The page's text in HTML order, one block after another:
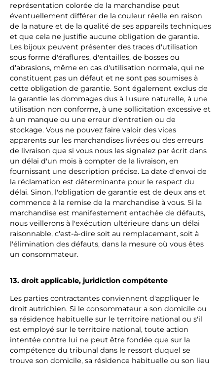
représentation colorée de la marchandise peut
éventuellement différer de la couleur réelle en raison
de la nature et de la qualité de ses appareils techniques
et que cela ne justifie aucune obligation de garantie.
Les bijoux peuvent présenter des traces d'utilisation
sous forme d'éraflures, d'entailles, de bosses ou
d'abrasions, même en cas d'utilisation normale, qui ne
constituent pas un défaut et ne sont pas soumises à
cette obligation de garantie. Sont également exclus de
la garantie les dommages dus à l'usure naturelle, à une
utilisation non conforme, à une sollicitation excessive et
à un manque ou une erreur d'entretien ou de
stockage. Vous ne pouvez faire valoir des vices
apparents sur les marchandises livrées ou des erreurs
de livraison que si vous nous les signalez par écrit dans
un délai d'un mois à compter de la livraison, en
fournissant une description précise. La date d'envoi de
la réclamation est déterminante pour le respect du
délai. Sinon, l'obligation de garantie est de deux ans et
commence à la remise de la marchandise à vous. Si la
marchandise est manifestement entachée de défauts,
nous veillerons à l'exécution ultérieure dans un délai
raisonnable, c'est-à-dire soit au remplacement, soit à
l'élimination des défauts, dans la mesure où vous êtes
un consommateur.
13. droit applicable, juridiction compétente
Les parties contractantes conviennent d'appliquer le
droit autrichien. Si le consommateur a son domicile ou
sa résidence habituelle sur le territoire national ou s'il
est employé sur le territoire national, toute action
intentée contre lui ne peut être fondée que sur la
compétence du tribunal dans le ressort duquel se
trouve son domicile, sa résidence habituelle ou son lieu